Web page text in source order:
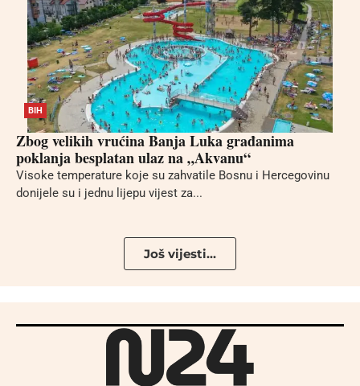
BIH
Zbog velikih vrućina Banja Luka građanima
poklanja besplatan ulaz na „Akvanu“
Visoke temperature koje su zahvatile Bosnu i Hercegovinu
donijele su i jednu lijepu vijest za...
Još vijesti...